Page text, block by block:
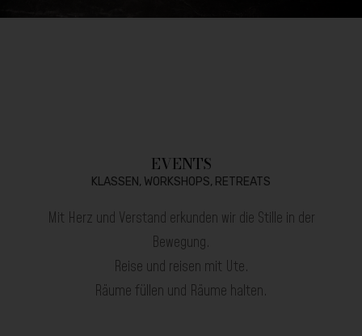
EVENTS
KLASSEN, WORKSHOPS, RETREATS
Mit Herz und Verstand erkunden wir die Stille in der
Bewegung.
Reise und reisen mit Ute.
Räume füllen und Räume halten.